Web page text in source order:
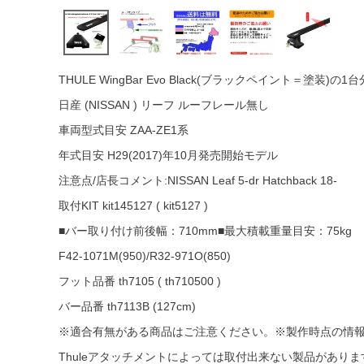
THULE WingBar Evo Black(ブラックペイント＝塗装)の1台
日産 (NISSAN ) リーフ ルーフレール無し
車両型式目安 ZAA-ZE1系
年式目安 H29(2017)年10月発売開始モデル
注意点/店長コメント:NISSAN Leaf 5-dr Hatchback 18-
取付KIT kit145127 ( kit5127 )
■バー取り付け前後幅：710mm■最大積載重量目安：75kg
F42-1071M(950)/R32-971O(850)
フット品番 th7105 ( th710500 )
バー品番 th7113B (127cm)
※適合有無がある商品はご注意ください。※製作時点の情
Thuleアタッチメントによっては取付出来ない製品がありま